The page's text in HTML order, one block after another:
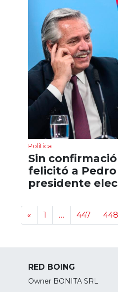
Política
Sin
felicitó a
presidente
« 1 … 447 448
RED BOING
Owner BONITA SRL